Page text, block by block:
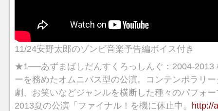
11/24安野太郎のゾンビ音楽予告編ボイス付き
★1──あずまばしだんすくろっしんぐ：2004-2013
ーを務めたオムニバス型の公演。コンテンポラリ
劇、お笑いなどジャンルを横断した種々のパフォ
2013夏の公演「ファイナル！を機に休止中。 http://